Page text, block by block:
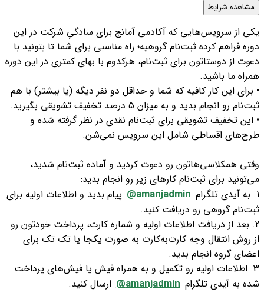
مشاهده شرایط
یکی از سرویس‌هایی که آکادمی آمانج برای سادگیِ شرکت در این
دوره فراهم کرده ثبت‌نام گروهیه؛ راه مناسبی برای شما تا بتونید با
دعوت از دوستاتون برای ثبت‌نام، هرکدوم با بهای کمتری در این دوره
همراه ما باشید.
• برای این کار کافیه که شما و حداقل دو نفر دیگه (یا بیشتر) با هم
ثبت‌نام رو انجام بدید و به میزان 5 درصد تخفیف تشویقی بگیرید.
• این تخفیف تشویقی برای ثبت‌نام‌ نقدی در نظر گرفته شده و
طرح‌های اقساطی شامل این سرویس نمی‌شن.
وقتی همکلاسی‌هاتون رو دعوت کردید و آماده ثبت‌نام شدید،
می‌تونید برای ثبت‌نام کارهای زیر رو انجام بدید:
1. به آیدی تلگرام
amanjadmin@
پیام بدید و اطلاعات اولیه برای
ثبت‌نام گروهی رو دریافت کنید.
2. بعد از دریافت اطلاعات اولیه و شماره کارت، پرداخت خودتون رو
از روش انتقال وجه کارت‌به‌کارت به صورت یکجا یا تک تک برای
اعضای گروه انجام بدید.
3. اطلاعات اولیه رو تکمیل و به همراه فیش یا فیش‌های پرداخت
شده به آیدی تلگرام amanjadmin@ ارسال کنید.